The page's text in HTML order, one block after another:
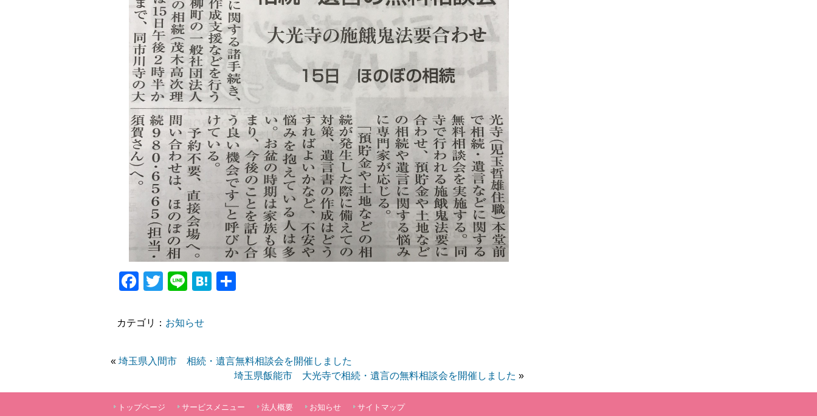
Facebook
TwitterLineHatena
カテゴリ： お知らせ
« 埼玉県入間市 相続・遺言無料相談会を開催しました
埼玉県飯能市 大光寺で相続・遺言の無料相談会を開催しました »
トップページ サービスメニュー 法人概要 お知らせ サイトマップ